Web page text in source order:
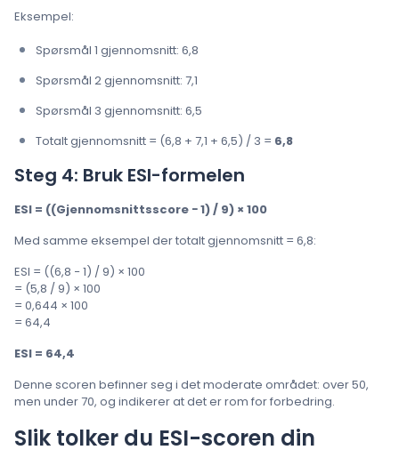
Eksempel:
Spørsmål 1 gjennomsnitt: 6,8
Spørsmål 2 gjennomsnitt: 7,1
Spørsmål 3 gjennomsnitt: 6,5
Totalt gjennomsnitt = (6,8 + 7,1 + 6,5) / 3 = 6,8
Steg 4: Bruk ESI-formelen
ESI = ((Gjennomsnittsscore − 1) / 9) × 100
Med samme eksempel der totalt gjennomsnitt = 6,8:
ESI = ((6,8 − 1) / 9) × 100
= (5,8 / 9) × 100
= 0,644 × 100
= 64,4
ESI = 64,4
Denne scoren befinner seg i det moderate området: over 50,
men under 70, og indikerer at det er rom for forbedring.
Slik tolker du ESI-scoren din